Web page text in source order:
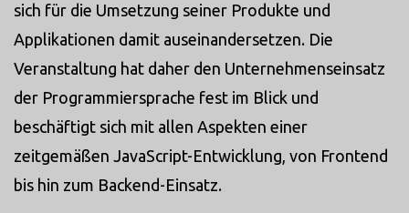
sich für die Umsetzung seiner Produkte und
Applikationen damit auseinandersetzen. Die
Veranstaltung hat daher den Unternehmenseinsatz
der Programmiersprache fest im Blick und
beschäftigt sich mit allen Aspekten einer
zeitgemäßen JavaScript-Entwicklung, von Frontend
bis hin zum Backend-Einsatz.